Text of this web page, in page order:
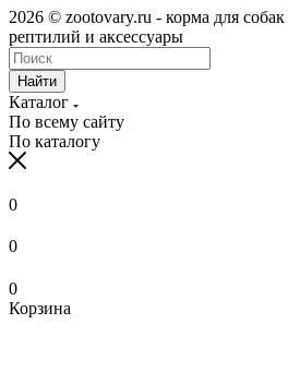
2026 © zootovary.ru - корма для
рептилий и аксессуары
Найти
Каталог
По всему сайту
По каталогу
0
0
0
Корзина